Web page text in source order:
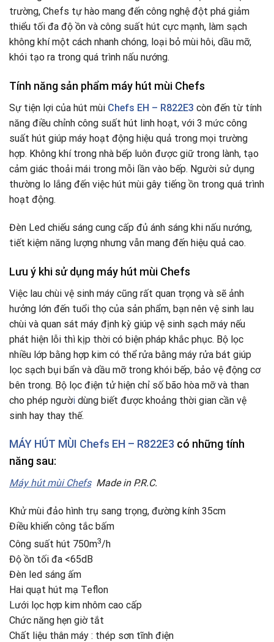
trường, Chefs tự hào mang đến công nghệ đột phá giảm
thiểu tối đa độ ồn và công suất hút cực mạnh, làm sạch
không khí một cách nhanh chóng, loại bỏ mùi hôi, dầu mỡ,
khói tạo ra trong quá trình nấu nướng.
Tính năng sản phẩm máy hút mùi Chefs
Sự tiện lợi của hút mùi Chefs EH – R822E3 còn đến từ tính
năng điều chỉnh công suất hút linh hoạt, với 3 mức công
suất hút giúp máy hoạt động hiệu quả trong mọi trường
hợp. Không khí trong nhà bếp luôn được giữ trong lành, tạo
cảm giác thoải mái trong mỗi lần vào bếp. Người sử dụng
thường lo lắng đến việc hút mùi gây tiếng ồn trong quá trình
hoạt động.
Đèn Led chiếu sáng cung cấp đủ ánh sáng khi nấu nướng,
tiết kiệm năng lượng nhưng vẫn mang đến hiệu quả cao.
Lưu ý khi sử dụng máy hút mùi Chefs
Việc lau chùi vệ sinh máy cũng rất quan trọng và sẽ ảnh
hưởng lớn đến tuổi thọ của sản phẩm, bạn nên vệ sinh lau
chùi và quan sát máy định kỳ giúp vệ sinh sạch máy nếu
phát hiện lỗi thì kịp thời có biện pháp khắc phục. Bộ lọc
nhiều lớp bằng hợp kim có thể rửa bằng máy rửa bát giúp
lọc sạch bụi bẩn và dầu mỡ trong khói bếp, bảo vệ động cơ
bên trong. Bộ lọc điện tử hiện chỉ số bão hòa mỡ và than
cho phép người dùng biết được khoảng thời gian cần vệ
sinh hay thay thế.
MÁY HÚT MÙI Chefs EH – R822E3 có những tính
năng sau:
Máy hút mùi ChefsMade in P.R.C.
Khử mùi đảo hình trụ sang trọng, đường kính 35cm
Điều khiển công tắc bấm
Công suất hút 750m3/h
Độ ồn tối đa <65dB
Đèn led sáng ấm
Hai quạt hút mạ Teflon
Lưới lọc hợp kim nhôm cao cấp
Chức năng hẹn giờ tắt
Chất liệu thân máy : thép sơn tĩnh điện